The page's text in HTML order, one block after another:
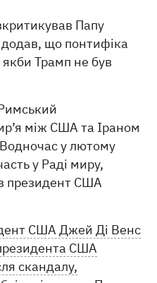
Папу
що понтифіка
Трамп не був
між США та Іраном
у лютому
у Раді миру,
президент США
США Джей Ді Венс
США
скандалу,